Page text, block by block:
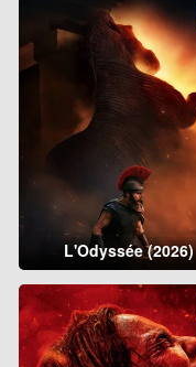
L'Odyssée (2026)